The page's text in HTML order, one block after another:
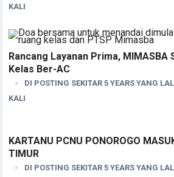
KALI
Rancang Layanan Prima, MIMASBA
Kelas Ber-AC
DI POSTING SEKITAR 5 YEARS YANG
KALI
KARTANU PCNU PONOROGO
TIMUR
DI POSTING SEKITAR 5 YEARS YANG